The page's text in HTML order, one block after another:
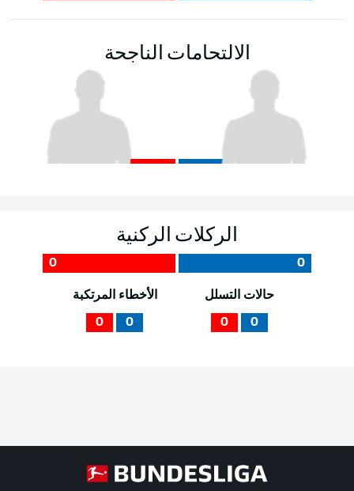
الالتحامات الناجحة
الركلات الركنية
0
0
حالات التسلل
0
0
الأخطاء المرتكبة
0
0